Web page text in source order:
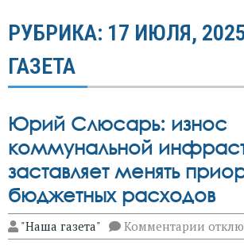
РУБРИКА: 17 ИЮЛЯ,
ГАЗЕТА
Юрий Слюсарь: износ
коммунальной
заставляет менять
бюджетных расходов
"Наша газета" Комментарии к